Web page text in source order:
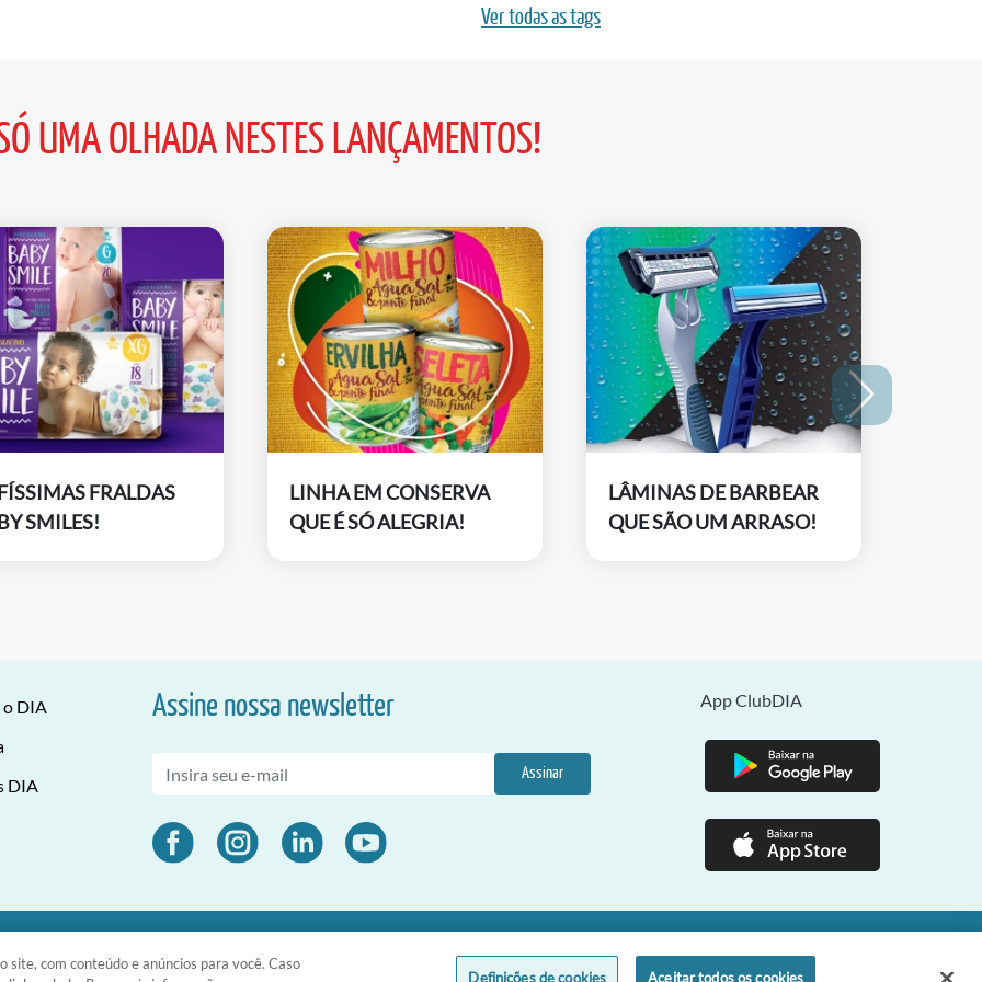
Ver todas as tags
UMA OLHADA NESTES LANÇAMENTOS!
FRALDAS
SMILES!
LINHA EM CONSERVA
QUE É SÓ ALEGRIA!
LÂMINAS DE BARBEAR
QUE SÃO UM ARRASO!
o DIA
DIA
Assine nossa newsletter
Assinar
App ClubDIA
03.476.811/0001-51 | Rua da Consolação, 1601 - Consolação - São Paulo - SP - CEP 01301-100
com conteúdo e anúncios para você. Caso
Definições de cookies Aceitar todos os cookies